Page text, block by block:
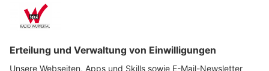
Verpflichtungen möglichst vermeidet. Hinter
seiner selbstbewussten Fassade verbergen sich
der Vergangenheit.